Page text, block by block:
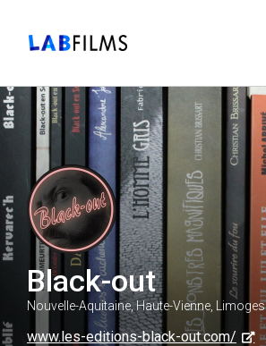
Black-out
Nouvelle-Aquitaine, Haute-Vienne, Limoges
www.les-editions-black-out.com/